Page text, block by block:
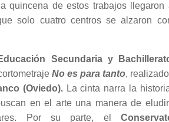
quincena de estos trabajos llegaron
solo cuatro centros se alzaron
Secundaria y
No es para tanto,
(Oviedo). La cinta narra la
en el arte una manera de
Por su parte, el